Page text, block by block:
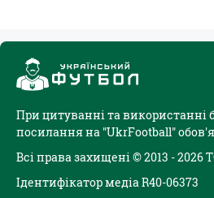
При цитуванні та використанні
посилання на "UkrFootball"
Всі права захищені © 2013 - 2026
Ідентифікатор медіа R40-06373